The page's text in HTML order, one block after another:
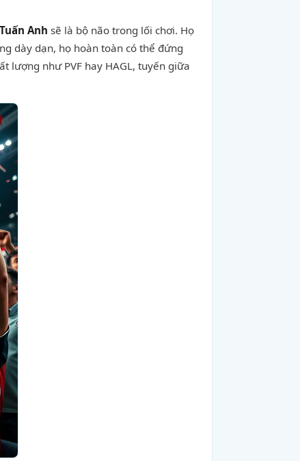
Anh sẽ là bộ não trong lối chơi. Họ
dày dạn, họ hoàn toàn có thể đứng
lượng như PVF hay HAGL, tuyến giữa